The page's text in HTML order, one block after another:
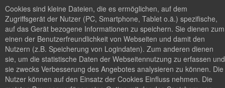
Cookies sind kleine Dateien, die es ermöglichen, auf dem
Zugriffsgerät der Nutzer (PC, Smartphone, Tablet o.ä.) spezifische,
auf das Gerät bezogene Informationen zu speichern. Sie dienen zum
einen der Benutzerfreundlichkeit von Webseiten und damit den
Nutzern (z.B. Speicherung von Logindaten). Zum anderen dienen
sie, um die statistische Daten der Webseitennutzung zu erfassen und
sie zwecks Verbesserung des Angebotes analysieren zu können. Die
Nutzer können auf den Einsatz der Cookies Einfluss nehmen. Die